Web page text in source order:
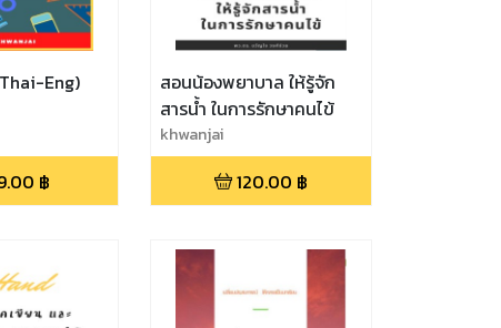
Eng)
฿
สอนน้องพยาบาล ให้รู้จัก
สารน้ำ ในการรักษาคนไข้
khwanjai
120.00 ฿